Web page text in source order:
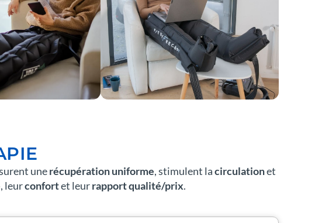
unerécupération uniforme, stimulent lacirculationet
, leurconfortet leurrapport qualité/prix.